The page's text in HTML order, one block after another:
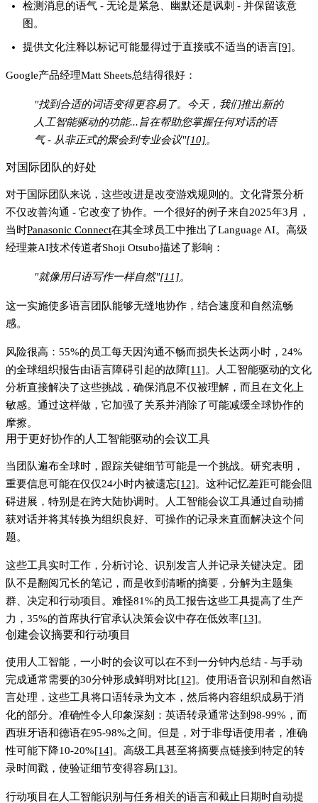
检测消息的语气 - 无论是紧急、幽默还是讽刺 - 并保留该意
图。
提供文化注释以标记可能显得过于直接或不适当的语言[9]。
Google产品经理Matt Sheets总结得很好：
"找到合适的词语变得更容易了。今天，我们推出新的
人工智能驱动的功能...旨在帮助您掌握任何对话的语
气 - 从非正式的聚会到专业会议"[10]。
对国际团队的好处
对于国际团队来说，这些改进是改变游戏规则的。文化背景分析
不仅改善沟通 - 它改变了协作。一个很好的例子来自2025年3月，
当时Panasonic Connect在其全球员工中推出了Language AI。高级
经理兼AI技术传道者Shoji Otsubo描述了影响：
"就像用日语写作一样自然"[11]。
这一实施使多语言团队能够无缝地协作，结合速度和自然流畅
感。
风险很高： 55%的员工每天因沟通不畅而损失长达两小时 ， 24%
的全球组织报告由语言障碍引起的故障[11]。人工智能驱动的文化
分析直接解决了这些挑战，确保消息不仅被理解，而且在文化上
敏感。通过这样做，它加强了关系并消除了可能减缓全球协作的
摩擦。
用于更好协作的人工智能驱动的会议工具
当团队遍布全球时，跟踪关键细节可能是一个挑战。研究表明，
重要信息可能在仅仅24小时内被遗忘[12]。这种记忆差距可能会阻
碍进展，特别是在跨大陆协调时。人工智能会议工具通过自动捕
获对话并将其转换为组织良好、可操作的记录来直面解决这个问
题。
这些工具实时工作，分析讨论、识别发言人并记录关键决定。团
队不是翻阅冗长的笔记，而是收到清晰的摘要，分解为主题集
群、决定和行动项目。难怪81%的员工报告这些工具提高了生产
力，35%的首席执行官承认决策会议中存在低效率[13]。
创建会议摘要和行动项目
使用人工智能，一小时的会议可以在不到一分钟内总结 - 与手动
完成通常需要的30分钟形成鲜明对比[12]。使用语音识别和自然语
言处理，这些工具将口语转录为文本，然后将内容组织成易于消
化的部分。准确性令人印象深刻：英语转录通常达到98-99%，而
西班牙语和德语在95-98%之间。但是，对于非母语使用者，准确
性可能下降10-20%[14]。高级工具甚至将摘要点链接到特定的转
录时间戳，使验证细节变得容易[13]。
行动项目在人工智能识别与任务相关的语言和截止日期时自动提